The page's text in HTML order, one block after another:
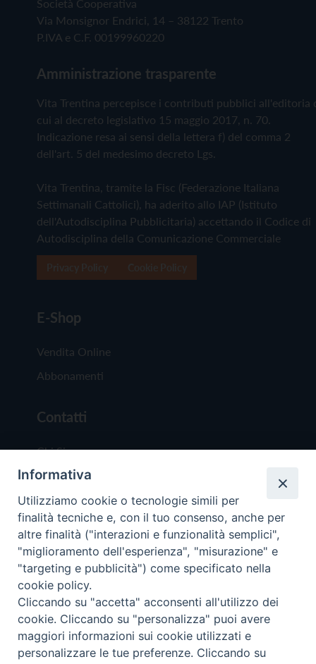
Società Cooperativa
Via Monsignor Endrici, 14 – 38122 Trento
P.IVA e C.F. 00199960220
Amministrazione trasparente
Vita Trentina percepisce i contributi pubblici all'editoria
cui al decreto legislativo 15 maggio 2017, n. 70.
Indicazione resa ai sensi della lettera f) del comma 2
dell'art. 5 del medesimo decreto Lgs.
Vita Trentina, tramite la Fisc (Federazione Italiana
Settimanali Cattolici), ha aderito allo IAP (Istituto
dell'Autodisciplina Pubblicitaria) accettando il Codice di
Autodisciplina della Comunicazione Commerciale
E-Shop
Vendita Online
Abbonamenti
Contatti
Chi Siamo
Redazione
Scrivici
Copyright © 2019 - Tutti i diritti riservati - Vita
Trentina Editrice
Privacy Policy
Informativa
Utilizziamo cookie o tecnologie simili per
finalità tecniche e, con il tuo consenso, anche per
altre finalità ("interazioni e funzionalità semplici",
"miglioramento dell'esperienza", "misurazione" e
"targeting e pubblicità") come specificato nella
cookie policy.
Cliccando su "accetta" acconsenti all'utilizzo dei
cookie. Cliccando su "personalizza" puoi avere
maggiori informazioni sui cookie utilizzati e
personalizzare le tue preferenze. Cliccando su